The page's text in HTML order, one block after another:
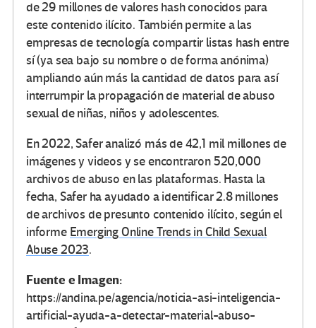
de 29 millones de valores hash conocidos para
este contenido ilícito. También permite a las
empresas de tecnología compartir listas hash entre
sí (ya sea bajo su nombre o de forma anónima)
ampliando aún más la cantidad de datos para así
interrumpir la propagación de material de abuso
sexual de niñas, niños y adolescentes.
En 2022, Safer analizó más de 42,1 mil millones de
imágenes y videos y se encontraron 520,000
archivos de abuso en las plataformas. Hasta la
fecha, Safer ha ayudado a identificar 2.8 millones
de archivos de presunto contenido ilícito, según el
informe Emerging Online Trends in Child Sexual
Abuse 2023.
Fuente e Imagen:
https://andina.pe/agencia/noticia-asi-inteligencia-
artificial-ayuda-a-detectar-material-abuso-